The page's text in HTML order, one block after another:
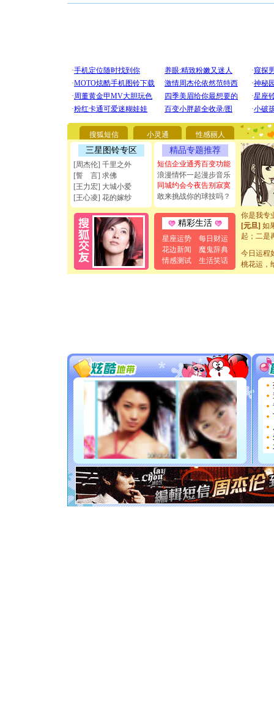
搜狐短信 小灵通 性感丽人
三星图铃专区
[周杰伦] 千里之外
[誓 言] 求佛
[王力宏] 大城小爱
[王心凌] 花的嫁纱
精品专题推荐
短信企业通秀百变功能
浪漫情怀一起漫步音乐
同城约会今夜告别寂寞
敢来挑战你的球技吗？
精彩生活
星座运势
每日财运
花边新闻
魔鬼辞典
情感测试
生活笑话
[圣诞节]
要平安！
[圣诞节]
能正大光
天都要快
[圣诞节]
如意,快
[元旦]看
断电。爱
你是我专
[元旦] 如
起；二是
[元旦]当
泣，这痛
卖了。水
你太多，
要平安
[圣诞节]
能正大
天都要快
[圣诞节]
如意,快
[元旦]
看
断电。
你是我
[元旦]如
起；二是
离。水晶
[元旦]当
泣，这痛
今日运程
桃花运，